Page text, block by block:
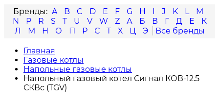
A
B C D E F G H I J K L
M
N
P R S T U V W Z А Б В Г Д Е
К
Л
М Н О П Р С Т Х Ц Э
Главная
Газовые котлы
Напольные газовые котлы
Напольный газовый котел Сигнал КОВ-12.5
СКВс (TGV)